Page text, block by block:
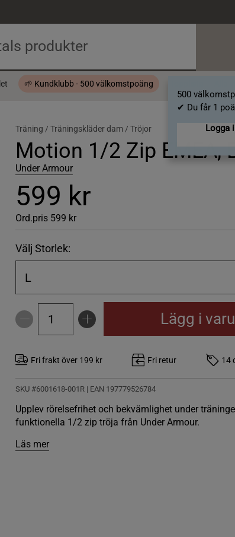
500
✔ Du får 1
Logga
🌱 Kundklubb - 500 välkomstpoäng
Träning / Träningskläder dam / Tröjor
Motion 1/2 Zip EMEA,
Under Armour
599 kr
Ord.pris 599 kr
Välj Storlek:
L
Lägg i
Fri frakt över 199 kr Fri retur 14
SKU #6001618-001R | EAN 197779526784
Upplev rörelsefrihet och bekvämlighet under
funktionella 1/2 zip tröja från Under Armour.
Läs mer